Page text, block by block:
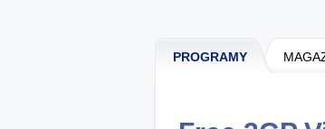
PROGRAMY